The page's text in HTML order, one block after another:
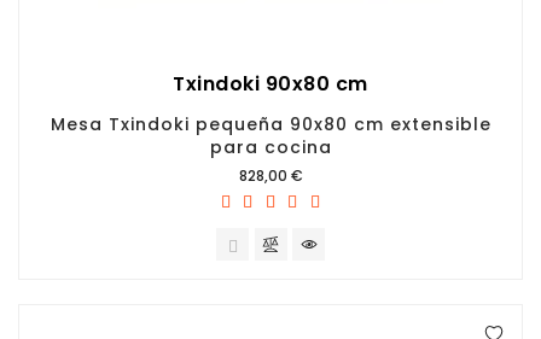
Txindoki 90x80 cm
Mesa Txindoki pequeña 90x80 cm extensible
para cocina
Precio
828,00 €